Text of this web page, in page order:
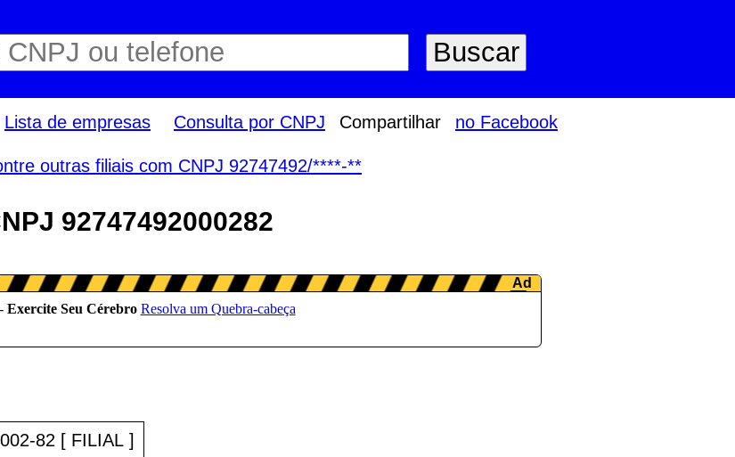
Lista de empresas Consulta por CNPJ Compartilhar no Facebook
outras filiais com CNPJ 92747492/****-**
92747492000282
82 [ FILIAL ]